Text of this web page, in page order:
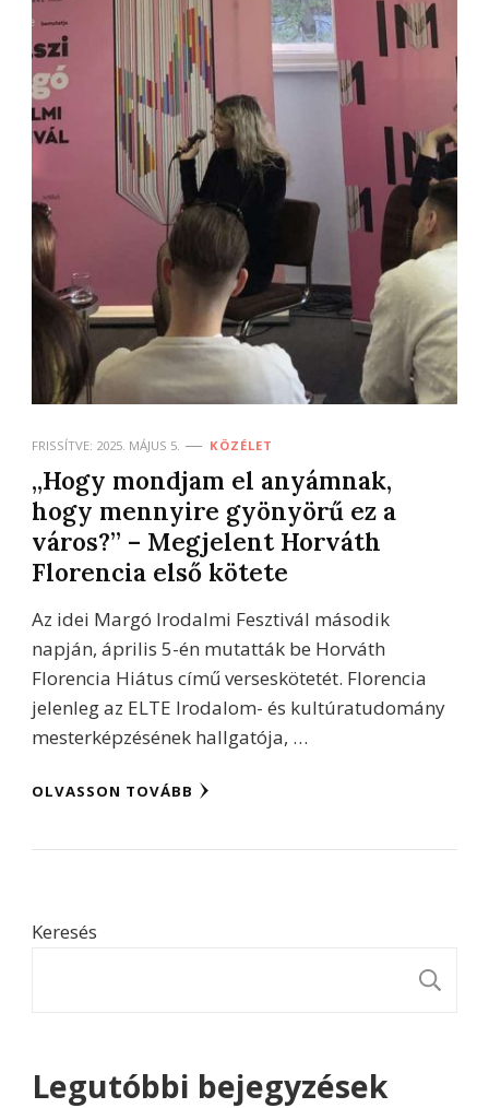
FRISSÍTVE: 2025. MÁJUS 5. KÖZÉLET
„Hogy mondjam el anyámnak,
hogy mennyire gyönyörű ez a
város?” – Megjelent Horváth
Florencia első kötete
Az idei Margó Irodalmi Fesztivál második
napján, április 5-én mutatták be Horváth
Florencia Hiátus című verseskötetét. Florencia
jelenleg az ELTE Irodalom- és kultúratudomány
mesterképzésének hallgatója, …
OLVASSON TOVÁBB
Keresés
Legutóbbi bejegyzések